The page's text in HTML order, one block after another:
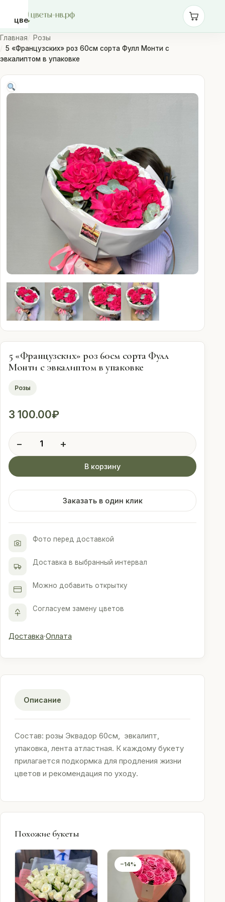
цветы-
нв.рф
Доставка
Свадебные
подписки
Контакты
086-59-99
Главная
Розы
5 «Французских» роз 60см сорта Фулл Монти с
эвкалиптом в упаковке
5 «Французских» роз 60см сорта Фулл
Монти с эвкалиптом в упаковке
Розы
3 100.00₽
−
Количество
товара
5
"Французских"
60см
сорта
Фулл
эвкалиптом
упаковке
+
В корзину
Заказать в один клик
Фото перед доставкой
Доставка в выбранный интервал
Можно добавить открытку
Согласуем замену цветов
Доставка·Оплата
Описание
Состав: розы Эквадор 60см, эвкалипт,
упаковка, лента атластная. К каждому букету
прилагается подкормка для продления жизни
цветов и рекомендация по уходу.
Похожие букеты
−14%